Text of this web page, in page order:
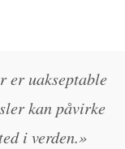
er uakseptable
kan påvirke
i verden.»